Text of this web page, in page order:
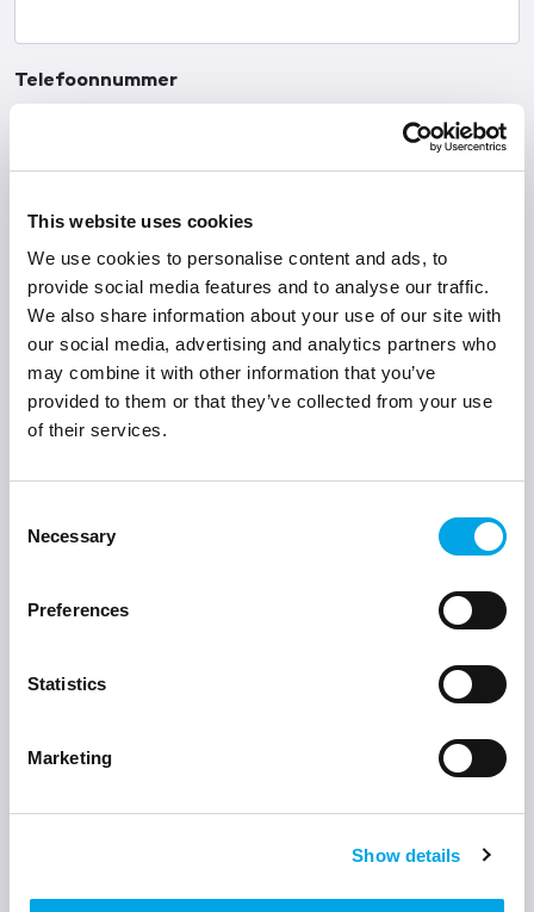
This website uses cookies
We use cookies to personalise content and ads, to
provide social media features and to analyse our traffic.
We also share information about your use of our site with
our social media, advertising and analytics partners who
may combine it with other information that you’ve
provided to them or that they’ve collected from your use
of their services.
Selection
Necessary
Preferences
Statistics
Marketing
Show details
Telefoonnummer
Bedrijfsgegevens
Bedrijfsnaam
Plaats